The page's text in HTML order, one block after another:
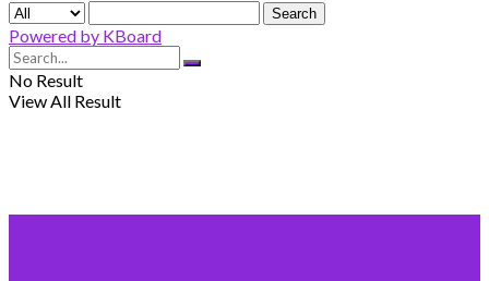
Search
Powered by KBoard
No Result
View All Result